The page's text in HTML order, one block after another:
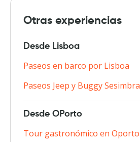
Otras experiencias
Desde Lisboa
Paseos en barco por Lisboa
Paseos Jeep y Buggy Sesimbra
Desde OPorto
Tour gastronómico en Oporto